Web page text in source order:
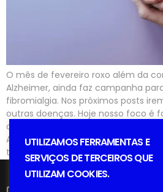
O mês de fevereiro roxo além da
Alzheimer, ainda faz campanha
fibromialgia. Nos próximos posts
outras doenças. Hoje nosso foco é
os sintomas, tratamentos, tipos e
Alzheimer é uma doença neuro-
tempo o paciente portador […]
© Alfa Negócios e
Rua Capitão Antônio
UTILIZAMOS FERRAMENTAS E
SERVIÇOS DE TERCEIROS QUE
UTILIZAM COOKIES.